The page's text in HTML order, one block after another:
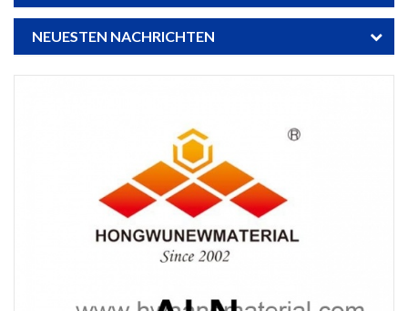
NEUESTEN NACHRICHTEN